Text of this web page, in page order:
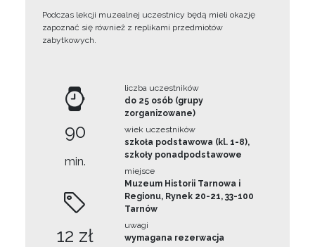
Podczas lekcji muzealnej uczestnicy będą mieli okazję
zapoznać się również z replikami przedmiotów
zabytkowych.
90
min.
12 zł
liczba uczestników
do 25 osób (grupy
zorganizowane)
wiek uczestników
szkoła podstawowa (kl. 1-8),
szkoły ponadpodstawowe
miejsce
Muzeum Historii Tarnowa i
Regionu, Rynek 20-21, 33-100
Tarnów
uwagi
wymagana rezerwacja